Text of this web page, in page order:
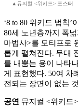
▲뮤지컬 <위키드> 포스터
‘8 to 80 위키드 법칙
80세 노년층까지 폭
마법사>를 모티프로
롭게 펼쳐진다. 무대
를 내뿜는 용이 나타
게 표현했다. 50여 차
전되는 장면이 없는
공연 뮤지컬 <위키드>